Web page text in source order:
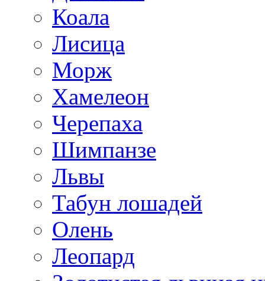
Коала
Лисица
Морж
Хамелеон
Черепаха
Шимпанзе
Львы
Табун лошадей
Олень
Леопард